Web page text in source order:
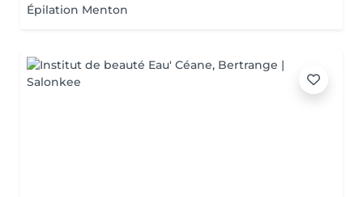
Épilation Menton